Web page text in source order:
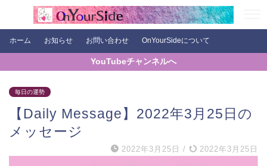
ホーム お知らせ お問い合わせ OnYourSideについて
YouTubeチャンネルへ
毎日の運勢
【Daily Message】2022年3月25日の
メッセージ
2022年3月25日 / 2022年3月25日